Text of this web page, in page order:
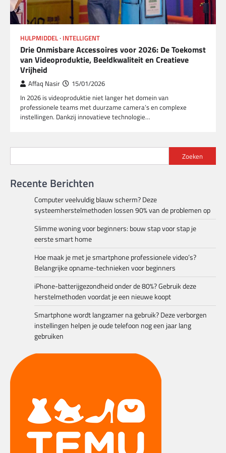
HULPMIDDEL INTELLIGENT
Drie Onmisbare Accessoires voor 2026: De Toekomst
van Videoproduktie, Beeldkwaliteit en Creatieve
Vrijheid
Affaq Nasir 15/01/2026
In 2026 is videoproduktie niet langer het domein van
professionele teams met duurzame camera’s en complexe
instellingen. Dankzij innovatieve technologie…
Zoeken
Recente Berichten
Computer veelvuldig blauw scherm? Deze
systeemherstelmethoden lossen 90% van de problemen op
Slimme woning voor beginners: bouw stap voor stap je
eerste smart home
Hoe maak je met je smartphone professionele video’s?
Belangrijke opname-technieken voor beginners
iPhone-batterijgezondheid onder de 80%? Gebruik deze
herstelmethoden voordat je een nieuwe koopt
Smartphone wordt langzamer na gebruik? Deze verborgen
instellingen helpen je oude telefoon nog een jaar lang
gebruiken